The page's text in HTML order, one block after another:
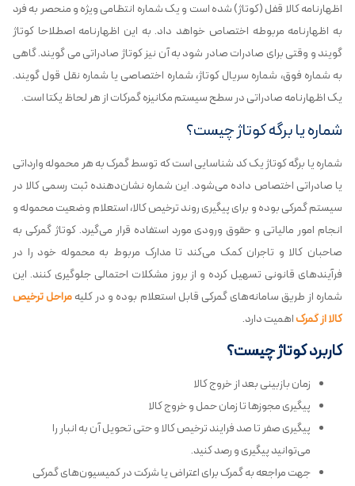
اظهارنامه کالا قفل (کوتاژ) شده است و یک شماره انتظامی ویژه و منحصر به فرد
به اظهارنامه مربوطه اختصاص خواهد داد. به این اظهارنامه اصطلاحا کوتاژ
گویند و وقتی برای صادرات صادر شود به آن نیز کوتاژ صادراتی می گویند. گاهی
به شماره فوق، شماره سریال کوتاژ، شماره اختصاصی یا شماره نقل قول گویند.
یک اظهارنامه صادراتی در سطح سیستم مکانیزه گمرکات از هر لحاظ یکتا است.
شماره یا برگه کوتاژ چیست؟
شماره یا برگه کوتاژ یک کد شناسایی است که توسط گمرک به هر محموله وارداتی
یا صادراتی اختصاص داده می‌شود. این شماره نشان‌دهنده ثبت رسمی کالا در
سیستم گمرکی بوده و برای پیگیری روند ترخیص کالا، استعلام وضعیت محموله و
انجام امور مالیاتی و حقوق ورودی مورد استفاده قرار می‌گیرد. کوتاژ گمرکی به
صاحبان کالا و تاجران کمک می‌کند تا مدارک مربوط به محموله خود را در
فرآیندهای قانونی تسهیل کرده و از بروز مشکلات احتمالی جلوگیری کنند. این
شماره از طریق سامانه‌های گمرکی قابل استعلام بوده و در کلیهمراحل ترخیص
کالا از گمرکاهمیت دارد.
کاربرد کوتاژ چیست؟
زمان بازبینی بعد از خروج کالا
پیگیری مجوزها تا زمان حمل و خروج کالا
پیگیری صفر تا صد فرایند ترخیص کالا و حتی تحویل آن به انبار را
می‌توانید پیگیری و رصد کنید.
جهت مراجعه به گمرک برای اعتراض یا شرکت در کمیسیون‌های گمرکی